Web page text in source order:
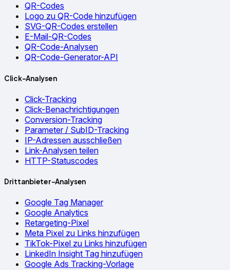
QR-Codes
Logo zu QR-Code hinzufügen
SVG-QR-Codes erstellen
E-Mail-QR-Codes
QR-Code-Analysen
QR-Code-Generator-API
Click-Analysen
Click-Tracking
Click-Benachrichtigungen
Conversion-Tracking
Parameter / SubID-Tracking
IP-Adressen ausschließen
Link-Analysen teilen
HTTP-Statuscodes
Drittanbieter-Analysen
Google Tag Manager
Google Analytics
Retargeting-Pixel
Meta Pixel zu Links hinzufügen
TikTok-Pixel zu Links hinzufügen
LinkedIn Insight Tag hinzufügen
Google Ads Tracking-Vorlage